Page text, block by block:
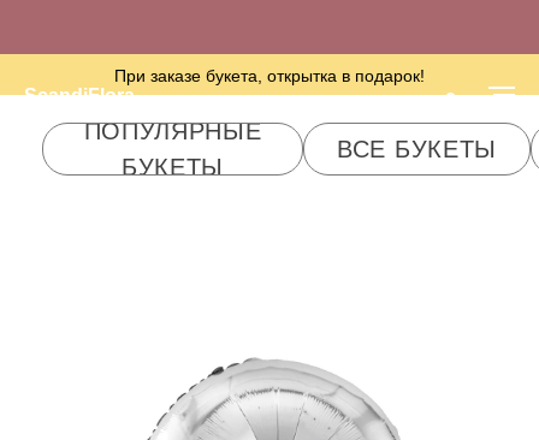
ScandiFlora
При заказе букета, открытка в подарок!
ПОПУЛЯРНЫЕ
БУКЕТЫ